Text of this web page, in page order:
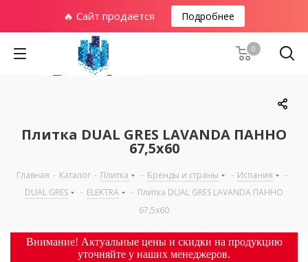
🔥 Сайт продается Подробнее
0
Плитка DUAL GRES LAVANDA ПАННО
67,5х60
Главная - Каталог - Плитка - Бренды и страны - Испания
-
DUAL GRES
- ELEKTRA - Плитка DUAL GRES LAVANDA ПАННО
67,5х60
Внимание! Актуальные цены и скидки на продукцию
уточняйте у наших менеджеров.